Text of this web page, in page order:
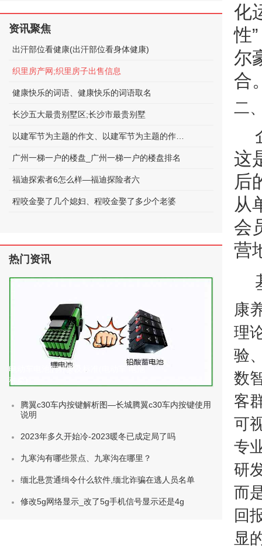
化
性
尔
合
二
这
后
从
会
营
康
理
验
数
客
可
专
研
而
回
显
资讯聚焦
出汗部位看健康(出汗部位看身体健康)
织里房产网;织里房子出售信息
健康快乐的词语、健康快乐的词语取名
长沙五大最贵别墅区;长沙市最贵别墅
广州一梯一户的楼盘_广州一梯一户的楼盘排名
福迪探索者6怎么样—福迪探险者六
程咬金娶了几个媳妇、程咬金娶了多少个老婆
热门资讯
电动车电池的种类及标准(电动车 电池
种类)
腾翼c30车内按键解析图—长城腾翼c30车内按键使用
说明
2023年多久开始冷-2023暖冬已成定局了吗
九寒沟有哪些景点、九寒沟在哪里？
缅北悬赏通缉令什么软件,缅北诈骗在逃人员名单
修改5g网络显示_改了5g手机信号显示还是4g